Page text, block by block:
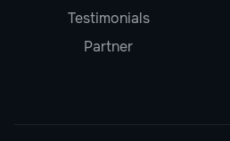
Testimonials
Partner